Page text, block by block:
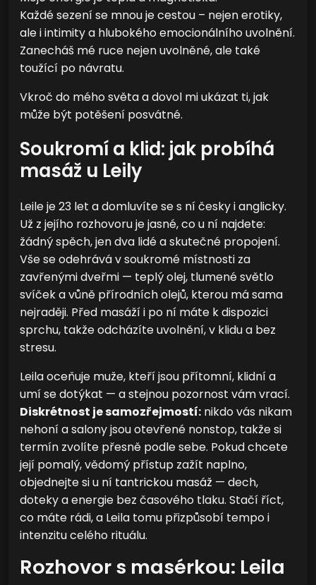
Každé sezení se mnou je cestou – nejen erotiky,
ale i intimity a hlubokého emocionálního uvolnění.
Zanecháš mé ruce nejen uvolněné, ale také
toužící po návratu.
Vkroč do mého světa a dovol mi ukázat ti, jak
může být potěšení posvátné.
Soukromí a klid: jak probíhá
masáž u Leily
Leile je 23 let a domluvíte se s ní česky i anglicky.
Už z jejího rozhovoru je jasné, co u ní najdete:
žádný spěch, jen dva lidé a skutečné propojení.
Vše se odehrává v soukromé místnosti za
zavřenými dveřmi — teplý olej, tlumené světlo
svíček a vůně přírodních olejů, kterou má sama
nejraději. Před masáží i po ní máte k dispozici
sprchu, takže odcházíte uvolnění, v klidu a bez
stresu.
Leila oceňuje muže, kteří jsou přítomní, klidní a
umí se dotýkat — a stejnou pozornost vám vrací.
Diskrétnost je samozřejmostí: nikdo vás nikam
nehoní a salony jsou otevřené nonstop, takže si
termín zvolíte přesně podle sebe. Pokud chcete
její pomalý, vědomý přístup zažít naplno,
objednejte si u ní tantrickou masáž — dech,
doteky a energie bez časového tlaku. Stačí říct,
co máte rádi, a Leila tomu přizpůsobí tempo i
intenzitu celého rituálu.
Rozhovor s masérkou: Leila